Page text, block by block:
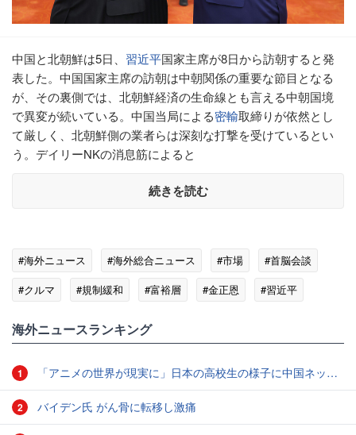
中国と北朝鮮は5日、 習近平国家主席が8日から訪朝すると発
表した。中国国家主席の訪朝は中朝関係の重要な節目となる
が、その裏側では、北朝鮮経済の生命線とも言える中朝国境
で異変が続いている。中国当局による密輸取締りが依然とし
て厳しく、北朝鮮側の業者らは深刻な打撃を受けているとい
う。デイリーNKの消息筋によると
続きを読む
#海外ニュース #海外総合ニュース #市場
#首脳会談
#クルマ
#規制緩和 #富裕層 #金正恩
#習近平
海外ニュースランキング
1 「アニメの世界が現実に」日本の高校生の様子に中国ネット「青春」「うらやましい」
2 バイデン氏 がん骨に転移し激痛